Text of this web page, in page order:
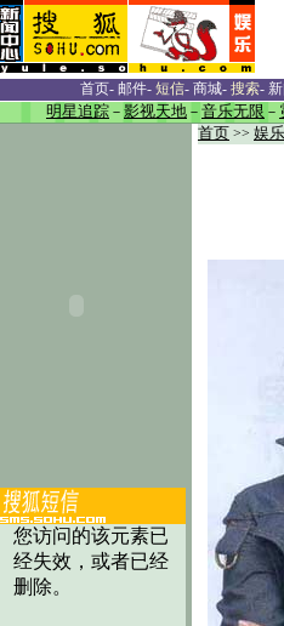
首页- 邮件- 短信- 商城- 搜索-
明星追踪 － 影视天地 － 音乐无限 －
首页 >> 娱乐